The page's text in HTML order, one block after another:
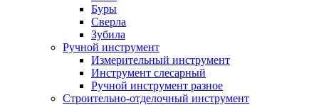
Буры
Сверла
Зубила
Ручной инструмент
Измерительный инструмент
Инструмент слесарный
Ручной инструмент разное
Строительно-отделочный инструмент